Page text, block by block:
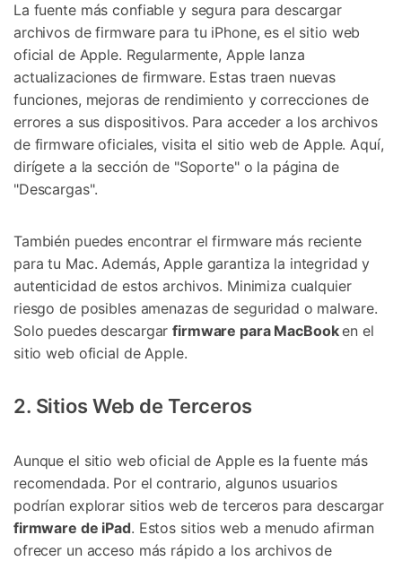
La fuente más confiable y segura para descargar
archivos de firmware para tu iPhone, es el sitio web
oficial de Apple. Regularmente, Apple lanza
actualizaciones de firmware. Estas traen nuevas
funciones, mejoras de rendimiento y correcciones de
errores a sus dispositivos. Para acceder a los archivos
de firmware oficiales, visita el sitio web de Apple. Aquí,
dirígete a la sección de "Soporte" o la página de
"Descargas".
También puedes encontrar el firmware más reciente
para tu Mac. Además, Apple garantiza la integridad y
autenticidad de estos archivos. Minimiza cualquier
riesgo de posibles amenazas de seguridad o malware.
Solo puedes descargarfirmware para MacBooken el
sitio web oficial de Apple.
2. Sitios Web de Terceros
Aunque el sitio web oficial de Apple es la fuente más
recomendada. Por el contrario, algunos usuarios
podrían explorar sitios web de terceros para descargar
firmware de iPad. Estos sitios web a menudo afirman
ofrecer un acceso más rápido a los archivos de